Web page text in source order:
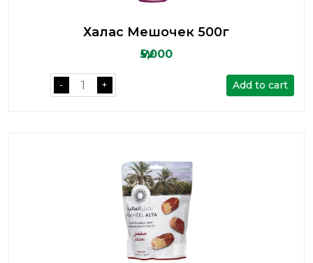
Халас Мешочек 500г
₩5,000
- + Add to cart